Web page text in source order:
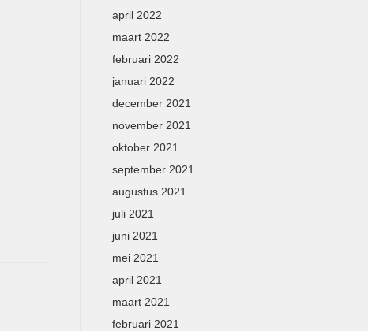
april 2022
maart 2022
februari 2022
januari 2022
december 2021
november 2021
oktober 2021
september 2021
augustus 2021
juli 2021
juni 2021
mei 2021
april 2021
maart 2021
februari 2021